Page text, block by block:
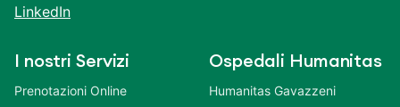
LinkedIn
I nostri Servizi
Prenotazioni Online
Ospedali Humanitas
Humanitas Gavazzeni